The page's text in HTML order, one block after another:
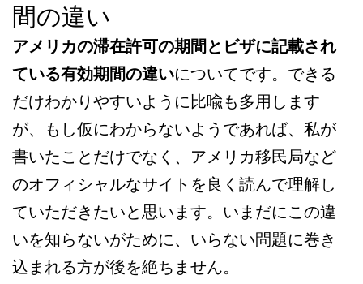
間の違い
アメリカの滞在許可の期間とビザに記載され
ている有効期間の違いについてです。できる
だけわかりやすいように比喩も多用します
が、もし仮にわからないようであれば、私が
書いたことだけでなく、アメリカ移民局など
のオフィシャルなサイトを良く読んで理解し
ていただきたいと思います。いまだにこの違
いを知らないがために、いらない問題に巻き
込まれる方が後を絶ちません。